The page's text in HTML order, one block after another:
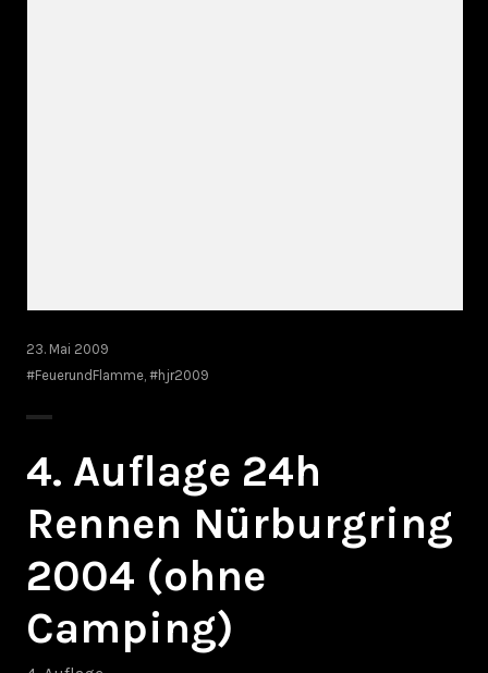
23. Mai 2009
#FeuerundFlamme, #hjr2009
4. Auflage 24h
Rennen Nürburgring
2004 (ohne
Camping)